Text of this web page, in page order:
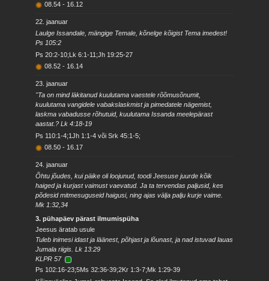
08.54 - 16.12
22. jaanuar
Laulge Issandale, mängige Temale, kõnelge kõigist Tema imedest!
Ps 105:2
Ps 20:2-10;Lk 6:1-11;Jh 19:25-27
08.52 - 16.14
23. jaanuar
"Ta on mind läkitanud kuulutama vaestele rõõmusõnumit,
kuulutama vangidele vabakslaskmist ja pimedatele nägemist,
laskma vabadusse rõhutuid, kuulutama Issanda meelepärast
aastat.? Lk 4:18-19
Ps 110:1-4;1Jh 1:1-4 või Srk 45:1-5;
08.50 - 16.17
24. jaanuar
Õhtu jõudes, kui päike oli loojunud, toodi Jeesuse juurde kõik
haiged ja kurjast vaimust vaevatud. Ja ta tervendas paljusid, kes
põdesid mitmesuguseid haigusi, ning ajas välja palju kurje vaime.
Mk 1:32,34
3. pühapäev pärast ilmumispüha
Jeesus äratab usule
Tuleb inimesi idast ja läänest, põhjast ja lõunast, ja nad istuvad lauas
Jumala riigis. Lk 13:29
KLPR 57
Ps 102:16-23;5Ms 32:36-39;2Kr 1:3-7;Mk 1:29-39